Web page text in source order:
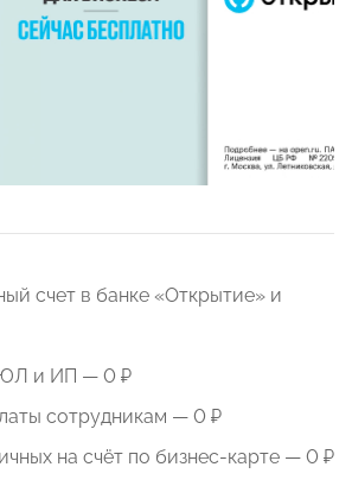
счет в банке «Открытие» и
ЮЛ и ИП — 0 ₽
сотрудникам — 0 ₽
на счёт по бизнес-карте — 0 ₽